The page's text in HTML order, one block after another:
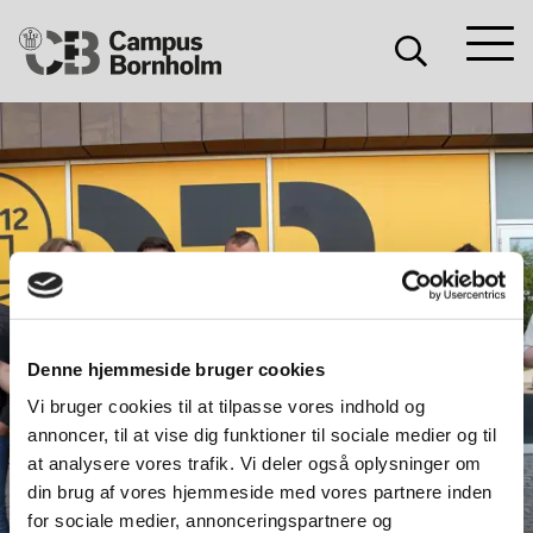
Denne hjemmeside bruger cookies
Vi bruger cookies til at tilpasse vores indhold og
annoncer, til at vise dig funktioner til sociale medier og til
at analysere vores trafik. Vi deler også oplysninger om
din brug af vores hjemmeside med vores partnere inden
for sociale medier, annonceringspartnere og
Campus
Bornholm
Søg
Søg
3.
JUN.
2021